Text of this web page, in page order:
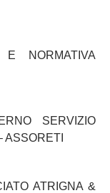
E NORMATIVA
SERVIZIO
ASSORETI
ATRIGNA &